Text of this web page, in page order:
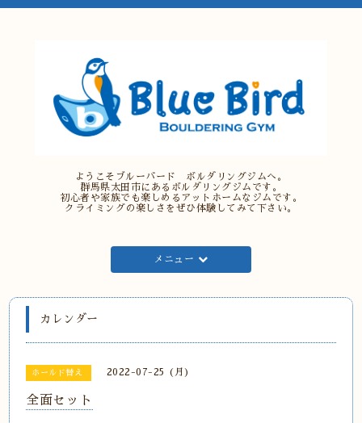
ようこそブルーバード ボルダリングジムへ。
群馬県太田市にあるボルダリングジムです。
初心者や家族でも楽しめるアットホームなジムです。
クライミングの楽しさをぜひ体験してみて下さい。
メニュー
カレンダー
ホールド替え 2022-07-25 (月)
全面セット